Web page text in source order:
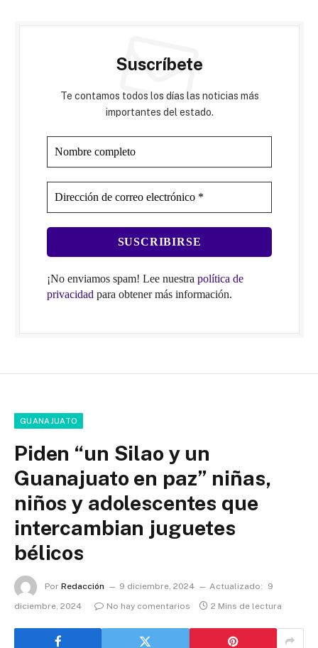
Suscríbete
Te contamos todos los días las noticias más
importantes del estado.
¡No enviamos spam! Lee nuestra política de
privacidad para obtener más información.
GUANAJUATO
Piden “un Silao y un
Guanajuato en paz” niñas,
niños y adolescentes que
intercambian juguetes
bélicos
Por Redacción 9 diciembre, 2024 Actualizado:
9
diciembre, 2024
No hay comentarios 2 Mins de lectura